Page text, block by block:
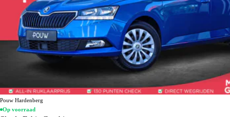
Pouw Hardenberg
Op voorraad